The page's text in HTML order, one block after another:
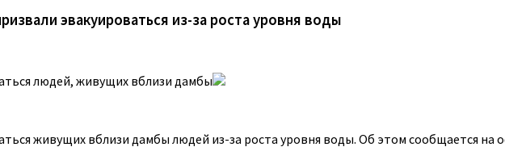
эвакуироваться из-за роста уровня воды
людей, живущих вблизи дамбы
живущих вблизи дамбы людей из-за роста уровня воды. Об этом сообщается